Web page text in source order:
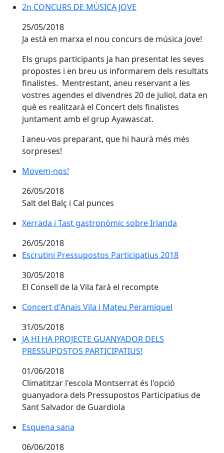
2n CONCURS DE MÚSICA JOVE
25/05/2018
Ja està en marxa el nou concurs de música jove!
Els grups participants ja han presentat les seves
propostes i en breu us informarem dels resultats
finalistes. Mentrestant, aneu reservant a les
vostres agendes el divendres 20 de juliol, data en
què es realitzarà el Concert dels finalistes
juntament amb el grup Ayawascat.
I aneu-vos preparant, que hi haurà més més
sorpreses!
Movem-nos!
Movem-nos!
26/05/2018
Salt del Balç i Cal punces
Xerrada i Tast gastronòmic sobre Irlanda
Xerrada i Tast gastronòmic sobre Irlanda
26/05/2018
Escrutini Pressupostos Participatius 2018
Escrutini Pressupostos Participatius 2018
30/05/2018
El Consell de la Vila farà el recompte
Concert d'Anaïs Vila i Mateu Peramiquel
Concert d'Anaïs Vila i Mateu Peramiquel
31/05/2018
JA HI HA PROJECTE GUANYADOR DELS
JA HI HA PROJECTE GUANYADOR DELS
PRESSUPOSTOS PARTICIPATIUS!
01/06/2018
Climatitzar l'escola Montserrat és l'opció
guanyadora dels Pressupostos Participatius de
Sant Salvador de Guardiola
Esquena sana
Esquena sana
06/06/2018